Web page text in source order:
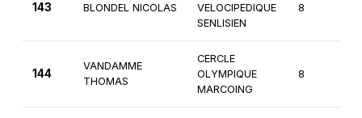
143 BLONDEL NICOLAS
VELOCIPEDIQUE
SENLISIEN
8
144
VANDAMME
THOMAS
CERCLE
OLYMPIQUE
MARCOING
8